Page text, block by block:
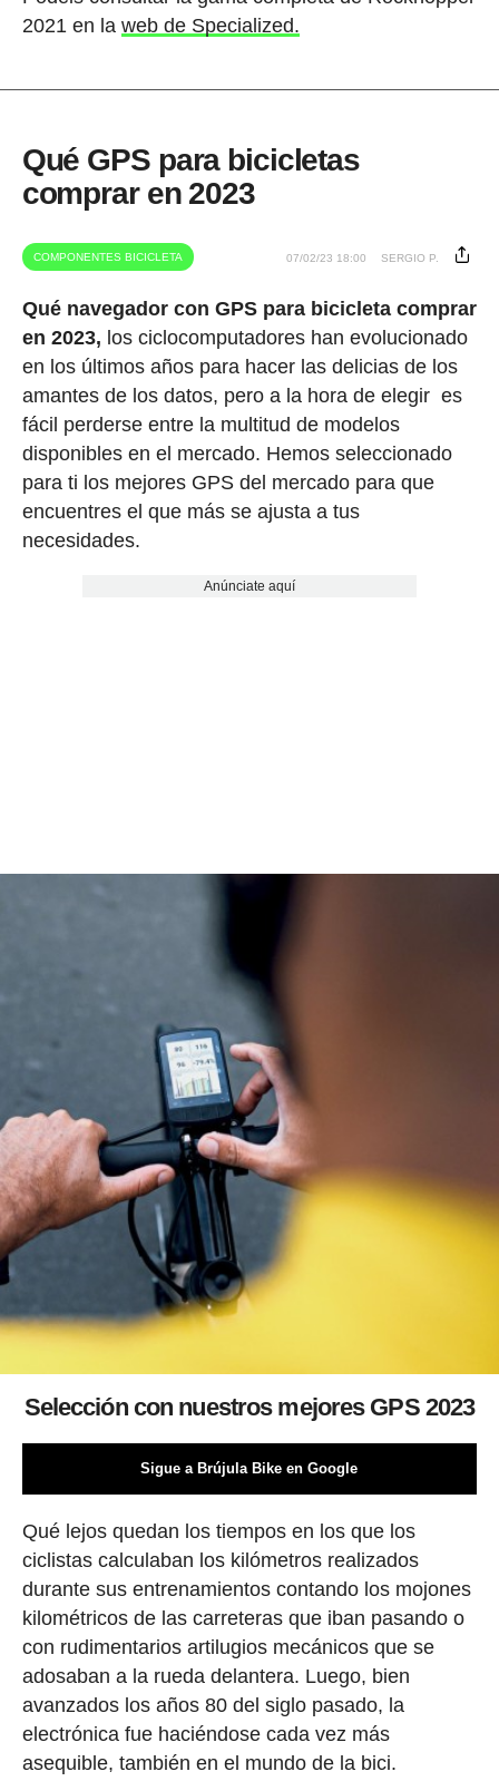
2021 en la web de Specialized.
Qué GPS para bicicletas
comprar en 2023
COMPONENTES BICICLETA 07/02/23 18:00 SERGIO P.
Qué navegador con GPS para bicicleta comprar
en 2023, los ciclocomputadores han evolucionado
en los últimos años para hacer las delicias de los
amantes de los datos, pero a la hora de elegir es
fácil perderse entre la multitud de modelos
disponibles en el mercado. Hemos seleccionado
para ti los mejores GPS del mercado para que
encuentres el que más se ajusta a tus
necesidades.
Anúnciate aquí
Selección con nuestros mejores GPS 2023
Sigue a Brújula Bike en Google
Qué lejos quedan los tiempos en los que los
ciclistas calculaban los kilómetros realizados
durante sus entrenamientos contando los mojones
kilométricos de las carreteras que iban pasando o
con rudimentarios artilugios mecánicos que se
adosaban a la rueda delantera. Luego, bien
avanzados los años 80 del siglo pasado, la
electrónica fue haciéndose cada vez más
asequible, también en el mundo de la bici.